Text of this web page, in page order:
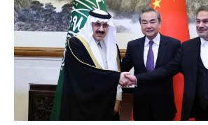
DIPLOMACY-
CHINA.jpg